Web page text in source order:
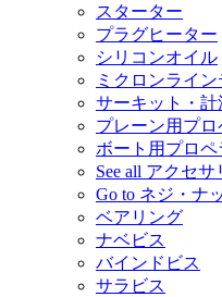
スターター
プラグヒーター
シリコンオイル
ミクロンライ
サーキット・計
プレーン用プ
ボート用プロ
See all アクセサ
Go to ネジ・ナ
ベアリング
ナベビス
バインドビス
サラビス